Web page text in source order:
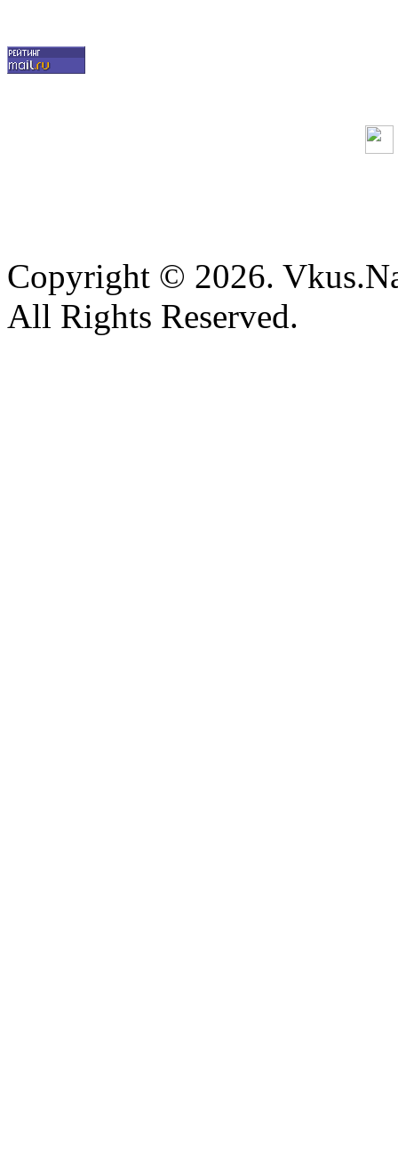
Copyright © 2026.
All Rights Reserved.